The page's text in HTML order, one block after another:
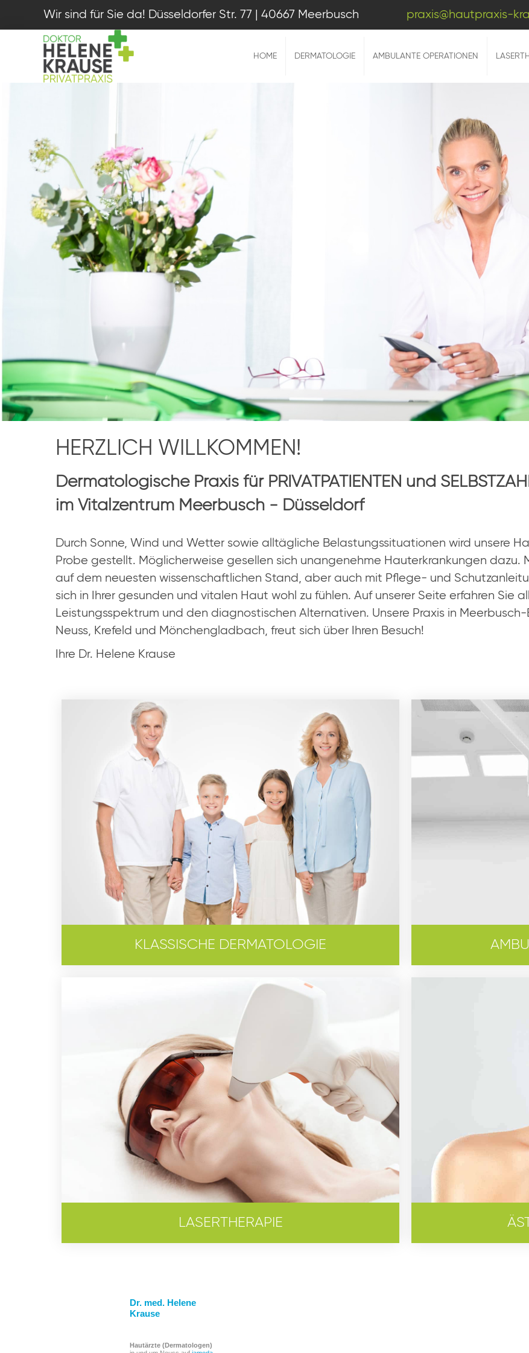
Wir sind für Sie da! Düsseldorfer Str. 77 | 40667 Meerbusch praxis@hautpraxis-
HOME DERMATOLOGIE AMBULANTE OPERATIONEN
HERZLICH WILLKOMMEN!
Dermatologische Praxis für PRIVATPATIENTEN und
im Vitalzentrum Meerbusch - Düsseldorf
Durch Sonne, Wind und Wetter sowie alltägliche Belastungssituationen wird unsere
Probe gestellt. Möglicherweise gesellen sich unangenehme Hauterkrankungen dazu.
auf dem neuesten wissenschaftlichen Stand, aber auch mit Pflege- und
sich in Ihrer gesunden und vitalen Haut wohl zu fühlen. Auf unserer Seite erfahren Sie
Leistungsspektrum und den diagnostischen Alternativen. Unsere Praxis in
Neuss, Krefeld und Mönchengladbach, freut sich über Ihren Besuch!
Ihre Dr. Helene Krause
KLASSISCHE DERMATOLOGIE
LASERTHERAPIE
Dr. med. Helene
Krause
Hautärzte (Dermatologen)